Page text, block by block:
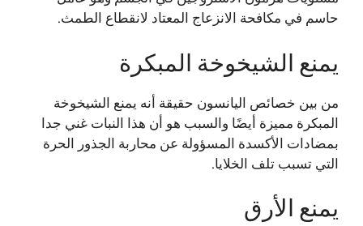
حاسم في مكافحة الانزعاج المعتاد لانقطاع الطمث.
يمنع الشيخوخة المبكرة
من بين خصائص اليانسون حقيقة أنه يمنع الشيخوخة
المبكرة مميزة أيضًا والسبب هو أن هذا النبات غني جدا
بمضادات الأكسدة المسؤولة عن محاربة الجذور الحرة
التي تسبب تلف الخلايا.
يمنع الأرق